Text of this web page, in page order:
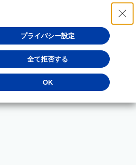
プライバシー設定
全て拒否する
OK